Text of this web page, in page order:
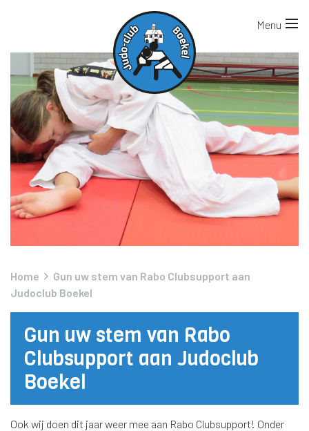
Home
Gun uw stem van Rabo Clubsupport aan
Judoclub Boekel
Gun uw stem van Rabo
Clubsupport aan Judoclub
Boekel
Ook wij doen dit jaar weer mee aan Rabo Clubsupport! Onder